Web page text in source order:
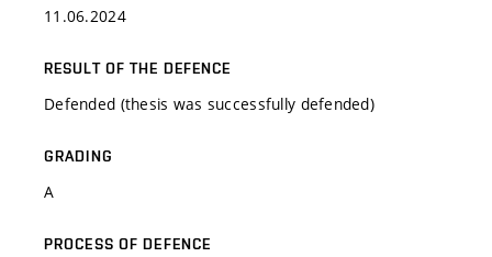
11.06.2024
RESULT OF THE DEFENCE
Defended (thesis was successfully defended)
GRADING
A
PROCESS OF DEFENCE